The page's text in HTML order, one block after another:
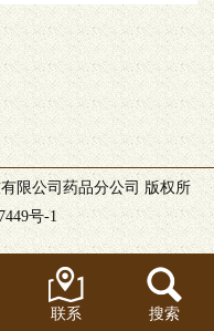
限公司药品分公司 版权所
号-1
联系 搜索